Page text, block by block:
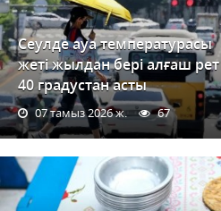
Сеулде ауа температурасы
жеті жылдан бері алғаш рет
40 градустан асты
07 тамыз 2026 ж. 67